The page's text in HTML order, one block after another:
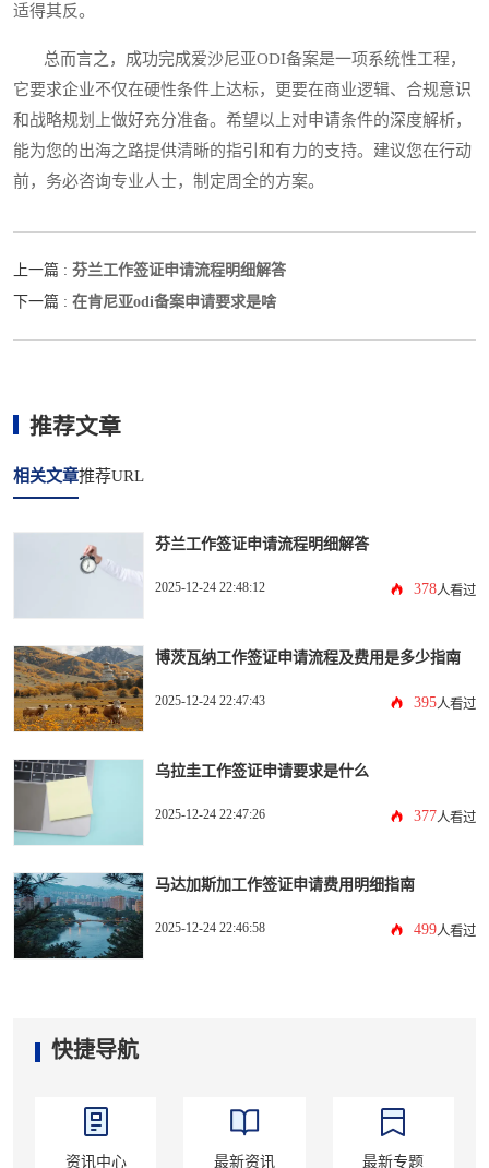
适得其反。
总而言之，成功完成爱沙尼亚ODI备案是一项系统性工程，
它要求企业不仅在硬性条件上达标，更要在商业逻辑、合规意识
和战略规划上做好充分准备。希望以上对申请条件的深度解析，
能为您的出海之路提供清晰的指引和有力的支持。建议您在行动
前，务必咨询专业人士，制定周全的方案。
上一篇 : 芬兰工作签证申请流程明细解答
下一篇 : 在肯尼亚odi备案申请要求是啥
推荐文章
相关文章推荐URL
芬兰工作签证申请流程明细解答
2025-12-24 22:48:12 378人看过
博茨瓦纳工作签证申请流程及费用是多少指南
2025-12-24 22:47:43 395人看过
乌拉圭工作签证申请要求是什么
2025-12-24 22:47:26 377人看过
马达加斯加工作签证申请费用明细指南
2025-12-24 22:46:58 499人看过
快捷导航
资讯中心 最新资讯 最新专题